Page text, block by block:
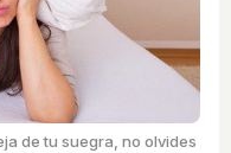
de tu suegra, no olvides